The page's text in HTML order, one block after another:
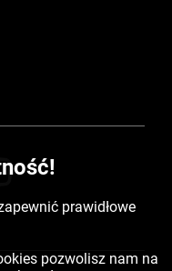
prawidłowe
pozwolisz nam na